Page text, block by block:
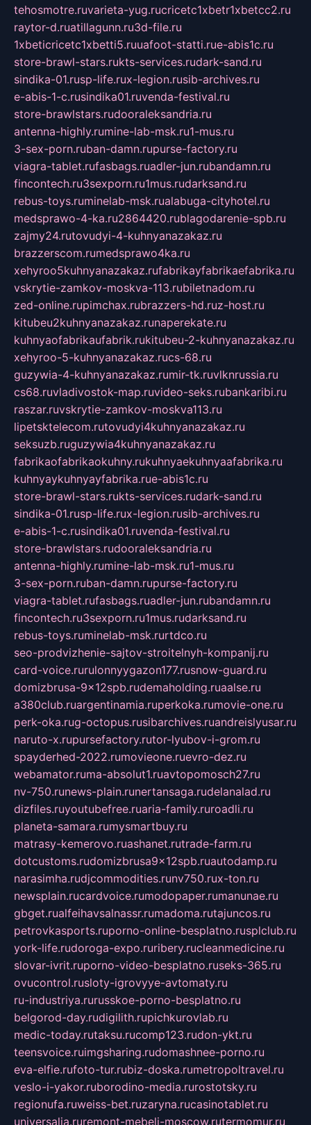
tehosmotre.ruvarieta-yug.rucricetc1xbetr1xbetcc2.ru
raytor-d.ruatillagunn.ru3d-file.ru
1xbeticricetc1xbetti5.ruuafoot-statti.rue-abis1c.ru
store-brawl-stars.rukts-services.rudark-sand.ru
sindika-01.rusp-life.rux-legion.rusib-archives.ru
e-abis-1-c.rusindika01.ruvenda-festival.ru
store-brawlstars.rudooraleksandria.ru
antenna-highly.rumine-lab-msk.ru1-mus.ru
3-sex-porn.ruban-damn.rupurse-factory.ru
viagra-tablet.rufasbags.ruadler-jun.rubandamn.ru
fincontech.ru3sexporn.ru1mus.rudarksand.ru
rebus-toys.ruminelab-msk.rualabuga-cityhotel.ru
medsprawo-4-ka.ru2864420.rublagodarenie-spb.ru
zajmy24.rutovudyi-4-kuhnyanazakaz.ru
brazzerscom.rumedsprawo4ka.ru
xehyroo5kuhnyanazakaz.rufabrikayfabrikaefabrika.ru
vskrytie-zamkov-moskva-113.rubiletnadom.ru
zed-online.rupimchax.rubrazzers-hd.ruz-host.ru
kitubeu2kuhnyanazakaz.runaperekate.ru
kuhnyaofabrikaufabrik.rukitubeu-2-kuhnyanazakaz.ru
xehyroo-5-kuhnyanazakaz.rucs-68.ru
guzywia-4-kuhnyanazakaz.rumir-tk.ruvlknrussia.ru
cs68.ruvladivostok-map.ruvideo-seks.rubankaribi.ru
raszar.ruvskrytie-zamkov-moskva113.ru
lipetsktelecom.rutovudyi4kuhnyanazakaz.ru
seksuzb.ruguzywia4kuhnyanazakaz.ru
fabrikaofabrikaokuhny.rukuhnyaekuhnyaafabrika.ru
kuhnyaykuhnyayfabrika.rue-abis1c.ru
store-brawl-stars.rukts-services.rudark-sand.ru
sindika-01.rusp-life.rux-legion.rusib-archives.ru
e-abis-1-c.rusindika01.ruvenda-festival.ru
store-brawlstars.rudooraleksandria.ru
antenna-highly.rumine-lab-msk.ru1-mus.ru
3-sex-porn.ruban-damn.rupurse-factory.ru
viagra-tablet.rufasbags.ruadler-jun.rubandamn.ru
fincontech.ru3sexporn.ru1mus.rudarksand.ru
rebus-toys.ruminelab-msk.rurtdco.ru
seo-prodvizhenie-sajtov-stroitelnyh-kompanij.ru
card-voice.rurulonnyygazon177.rusnow-guard.ru
domizbrusa-9x12spb.rudemaholding.ruaalse.ru
a380club.ruargentinamia.ruperkoka.rumovie-one.ru
perk-oka.rug-octopus.rusibarchives.ruandreislyusar.ru
naruto-x.rupursefactory.rutor-lyubov-i-grom.ru
spayderhed-2022.rumovieone.ruevro-dez.ru
webamator.ruma-absolut1.ruavtopomosch27.ru
nv-750.runews-plain.runertansaga.rudelanalad.ru
dizfiles.ruyoutubefree.ruaria-family.ruroadli.ru
planeta-samara.rumysmartbuy.ru
matrasy-kemerovo.ruashanet.rutrade-farm.ru
dotcustoms.rudomizbrusa9x12spb.ruautodamp.ru
narasimha.rudjcommodities.runv750.rux-ton.ru
newsplain.rucardvoice.rumodopaper.rumanunae.ru
gbget.rualfeihavsalnassr.rumadoma.rutajuncos.ru
petrovkasports.ruporno-online-besplatno.rusplclub.ru
york-life.rudoroga-expo.ruribery.rucleanmedicine.ru
slovar-ivrit.ruporno-video-besplatno.ruseks-365.ru
ovucontrol.rusloty-igrovyye-avtomaty.ru
ru-industriya.rurusskoe-porno-besplatno.ru
belgorod-day.rudigilith.rupichkurovlab.ru
medic-today.rutaksu.rucomp123.rudon-ykt.ru
teensvoice.ruimgsharing.rudomashnee-porno.ru
eva-elfie.rufoto-tur.rubiz-doska.rumetropoltravel.ru
veslo-i-yakor.ruborodino-media.rurostotsky.ru
regionufa.ruweiss-bet.ruzaryna.rucasinotablet.ru
universalia.ruremont-mebeli-moscow.rutermomur.ru